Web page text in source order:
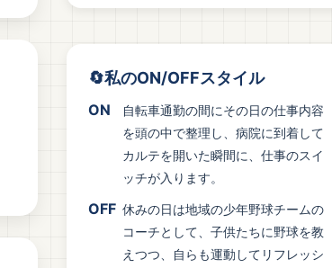
🔄私のON/OFFスタイル
ON
自転車通勤の間にその日の仕事内容
を頭の中で整理し、病院に到着して
カルテを開いた瞬間に、仕事のスイ
ッチが入ります。
OFF 休みの日は地域の少年野球チームの
コーチとして、子供たちに野球を教
えつつ、自らも運動してリフレッシ